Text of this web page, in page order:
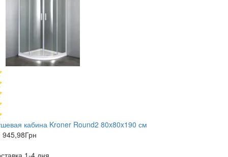
кабина Kroner Round2 80x80x190 см
945,98Грн